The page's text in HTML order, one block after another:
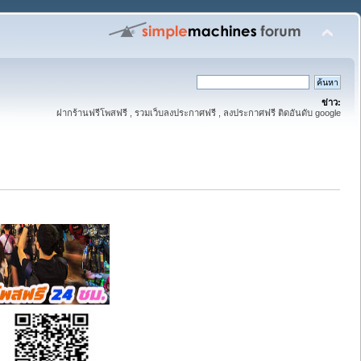
ข่าว:
ฝากร้านฟรีโพสฟรี , รวมเว็บลงประกาศฟรี , ลงประกาศฟรี ติดอันดับ google